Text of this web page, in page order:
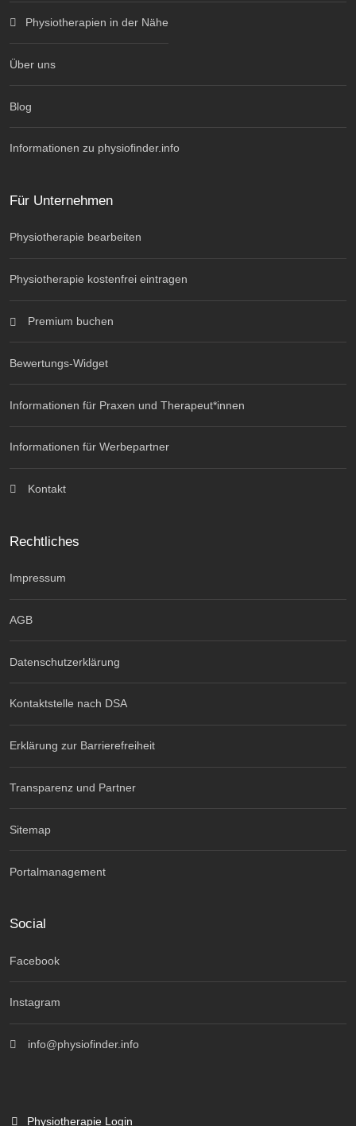
Physiotherapien in der Nähe
Über uns
Blog
Informationen zu physiofinder.info
Für Unternehmen
Physiotherapie bearbeiten
Physiotherapie kostenfrei eintragen
Premium buchen
Bewertungs-Widget
Informationen für Praxen und Therapeut*innen
Informationen für Werbepartner
Kontakt
Rechtliches
Impressum
AGB
Datenschutzerklärung
Kontaktstelle nach DSA
Erklärung zur Barrierefreiheit
Transparenz und Partner
Sitemap
Portalmanagement
Social
Facebook
Instagram
info@physiofinder.info
Physiotherapie Login